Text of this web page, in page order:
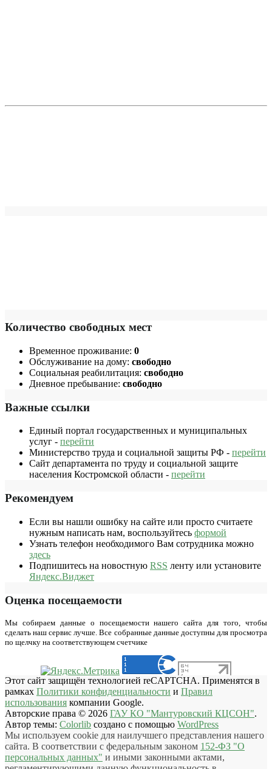
Количество свободных мест
Временное проживание: 0
Обслуживание на дому: свободно
Социальная реабилитация: свободно
Дневное пребывание: свободно
Важные ссылки
Единый портал государственных и муниципальных
услуг - перейти
Министерство труда и социальной защиты РФ - перейти
Сайт департамента по труду и социальной защите
населения Костромской области - перейти
Рекомендуем
Если вы нашли ошибку на сайте или просто считаете
нужным написать нам, воспользуйтесь формой
Узнать телефон необходимого Вам сотрудника можно
здесь
Подпишитесь на новостную RSS ленту или установите
Яндекс.Виджет
Оценка посещаемости
Мы собираем данные о посещаемости нашего сайта для того, чтобы
сделать наш сервис лучше. Все собранные данные доступны для просмотра
по щелчку на соответствующем счетчике
Этот сайт защищён технологией reCAPTCHA. Применятся в
рамках Политики конфиденциальности и Правил
использования компании Google.
Авторские права © 2026 ГАУ КО "Мантуровский КЦСОН".
Автор темы: Colorlib создано с помощью WordPress
Мы используем cookie для наилучшего представления нашего
сайта. В соответствии с федеральным законом 152-ФЗ "О
персональных данных" и иными законными актами,